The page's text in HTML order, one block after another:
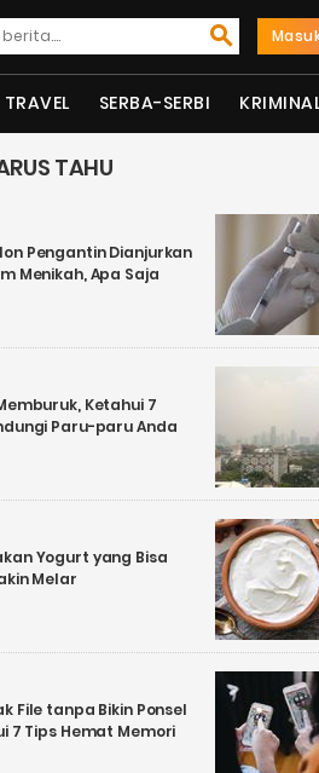
TRAVEL SERBA-SERBI
TAHU
Pengantin Dianjurkan
Menikah, Apa Saja
Ketahui 7
Paru-paru Anda
Yogurt yang Bisa
Melar
File tanpa Bikin Ponsel
7 Tips Hemat Memori